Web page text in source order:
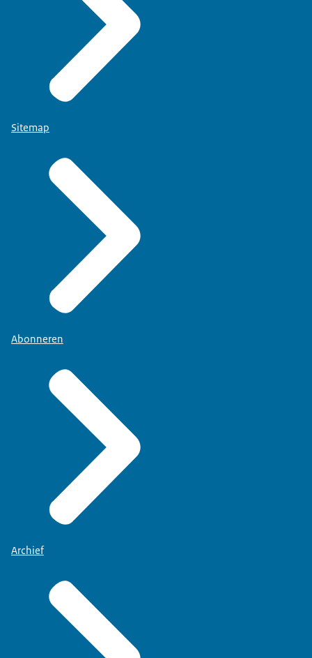
Sitemap
Abonneren
Archief